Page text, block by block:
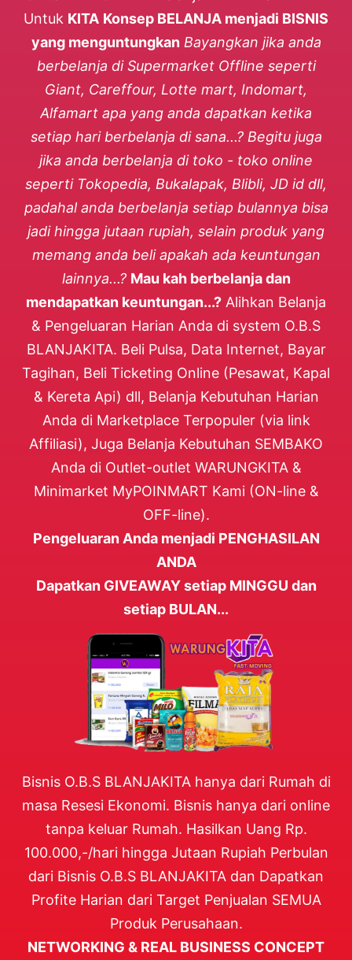
Untuk KITA Konsep BELANJA menjadi BISNIS
yang menguntungkan Bayangkan jika anda
berbelanja di Supermarket Offline seperti
Giant, Careffour, Lotte mart, Indomart,
Alfamart apa yang anda dapatkan ketika
setiap hari berbelanja di sana...? Begitu juga
jika anda berbelanja di toko - toko online
seperti Tokopedia, Bukalapak, Blibli, JD id dll,
padahal anda berbelanja setiap bulannya bisa
jadi hingga jutaan rupiah, selain produk yang
memang anda beli apakah ada keuntungan
lainnya...? Mau kah berbelanja dan
mendapatkan keuntungan...? Alihkan Belanja
& Pengeluaran Harian Anda di system O.B.S
BLANJAKITA. Beli Pulsa, Data Internet, Bayar
Tagihan, Beli Ticketing Online (Pesawat, Kapal
& Kereta Api) dll, Belanja Kebutuhan Harian
Anda di Marketplace Terpopuler (via link
Affiliasi), Juga Belanja Kebutuhan SEMBAKO
Anda di Outlet-outlet WARUNGKITA &
Minimarket MyPOINMART Kami (ON-line &
OFF-line).
Pengeluaran Anda menjadi PENGHASILAN
ANDA
Dapatkan GIVEAWAY setiap MINGGU dan
setiap BULAN...
Bisnis O.B.S BLANJAKITA hanya dari Rumah di
masa Resesi Ekonomi. Bisnis hanya dari online
tanpa keluar Rumah. Hasilkan Uang Rp.
100.000,-/hari hingga Jutaan Rupiah Perbulan
dari Bisnis O.B.S BLANJAKITA dan Dapatkan
Profite Harian dari Target Penjualan SEMUA
Produk Perusahaan.
NETWORKING & REAL BUSINESS CONCEPT